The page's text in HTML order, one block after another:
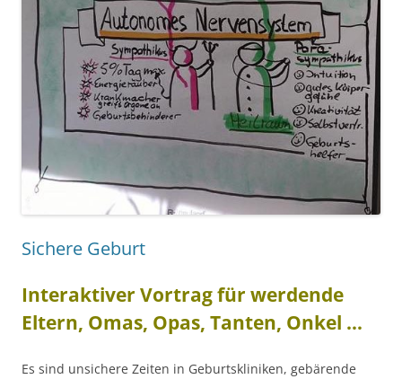
Sichere Geburt
Interaktiver Vortrag für werdende
Eltern, Omas, Opas, Tanten, Onkel …
Es sind unsichere Zeiten in Geburtskliniken, gebärende